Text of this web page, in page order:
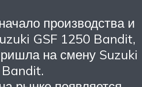
производства и
GSF 1250 Bandit,
на смену Suzuki